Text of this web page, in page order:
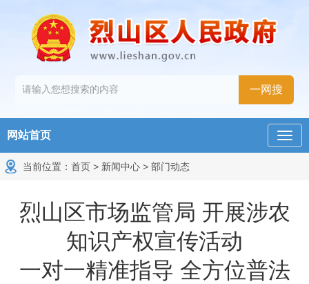
网站首页
当前位置： 首页 > 新闻中心 > 部门动态
烈山区市场监管局 开展涉农
知识产权宣传活动
一对一精准指导 全方位普法